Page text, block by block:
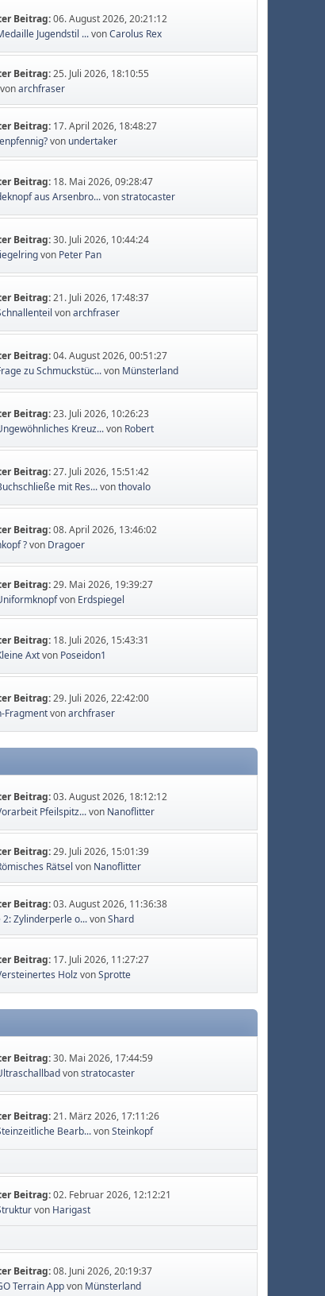
Beitrag:06. August 2026, 20:21:12
Jugendstil ...vonCarolus Rex
Beitrag:25. Juli 2026, 18:10:55
vonarchfraser
Beitrag: 17. April 2026, 18:48:27
von undertaker
Beitrag: 18. Mai 2026, 09:28:47
aus Arsenbro...vonstratocaster
Beitrag:30. Juli 2026, 10:44:24
von Peter Pan
Beitrag:21. Juli 2026, 17:48:37
vonarchfraser
Beitrag:04. August 2026, 00:51:27
zu Schmuckstüc...von Münsterland
Beitrag:23. Juli 2026, 10:26:23
Kreuz...von Robert
Beitrag:27. Juli 2026, 15:51:42
mit Res...vonthovalo
Beitrag:08. April 2026, 13:46:02
?von Dragoer
Beitrag:29. Mai 2026, 19:39:27
von Erdspiegel
Beitrag: 18. Juli 2026, 15:43:31
Axtvon Poseidon1
Beitrag:29. Juli 2026, 22:42:00
Fragmentvonarchfraser
Beitrag:03. August 2026, 18:12:12
Pfeilspitz...von Nanoflitter
Beitrag:29. Juli 2026, 15:01:39
Rätsel von Nanoflitter
Beitrag:03. August 2026, 11:36:38
2: Zylinderperle o...vonShard
Beitrag: 17. Juli 2026, 11:27:27
HolzvonSprotte
Beitrag:30. Mai 2026, 17:44:59
vonstratocaster
Beitrag:21. März 2026, 17:11:26
Bearb...vonSteinkopf
Beitrag:02. Februar 2026, 12:12:21
von Harigast
Beitrag:08. Juni 2026, 20:19:37
Terrain Appvon Münsterland